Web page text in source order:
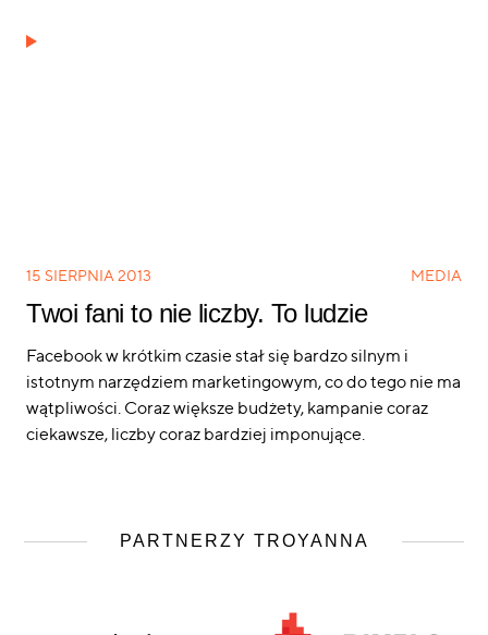
15 SIERPNIA 2013 MEDIA
Twoi fani to nie liczby. To ludzie
Facebook w krótkim czasie stał się bardzo silnym i
istotnym narzędziem marketingowym, co do tego nie ma
wątpliwości. Coraz większe budżety, kampanie coraz
ciekawsze, liczby coraz bardziej imponujące.
PARTNERZY TROYANNA